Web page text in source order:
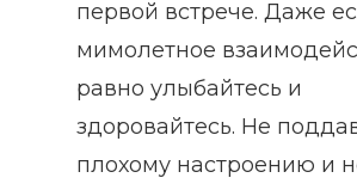
первой встрече. Даже
мимолетное
равно улыбайтесь и
здоровайтесь. Не
плохому настроению и